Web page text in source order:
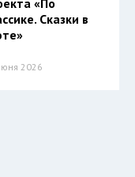
Сказки в
2026